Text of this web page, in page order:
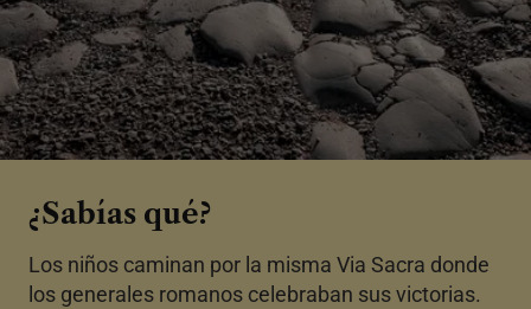
¿Sabías qué?
Los niños caminan por la misma Via Sacra donde
los generales romanos celebraban sus victorias.